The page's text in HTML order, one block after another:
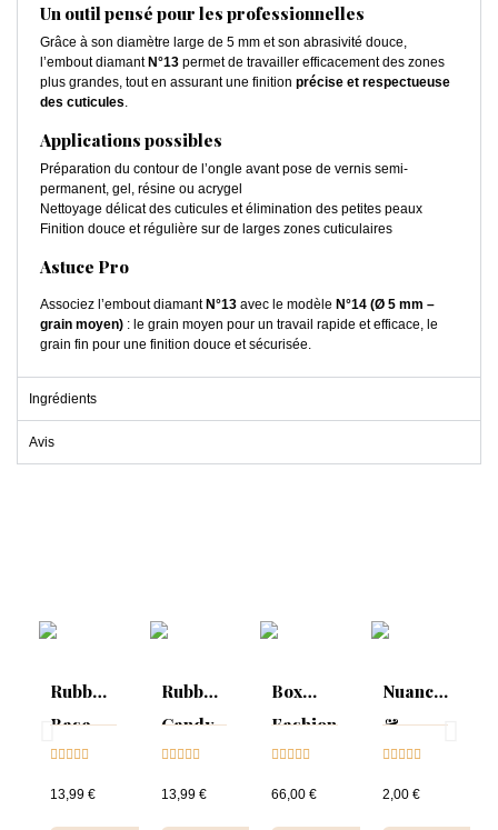
Un outil pensé pour les professionnelles
Grâce à son diamètre large de 5 mm et son abrasivité douce,
l’embout diamantN°13 permet de travailler efficacement des zones
plus grandes, tout en assurant une finition précise et respectueuse
des cuticules.
Applications possibles
Préparation du contour de l’ongle avant pose de vernis semi-
permanent, gel, résine ou acrygel
Nettoyage délicat des cuticules et élimination des petites peaux
Finition douce et régulière sur de larges zones cuticulaires
Astuce Pro
Associez l’embout diamantN°13 avec le modèle N°14 (Ø 5 mm –
grain moyen) : le grain moyen pour un travail rapide et efficace, le
grain fin pour une finition douce et sécurisée.
Ingrédients
Avis
Rubber
Base
Candy
Rose

13,99 €
Rubber
Candy
Glitter

13,99 €
Box
Fashion
Week
collection
&

66,00 €
Nuancier
&
Sparkling
Collection

2,00 €